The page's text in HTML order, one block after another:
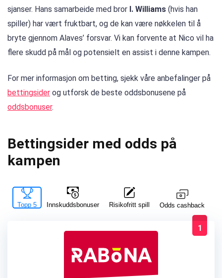
sjanser. Hans samarbeide med bror I. Williams (hvis han
spiller) har vært fruktbart, og de kan være nøkkelen til å
bryte gjennom Alaves’ forsvar. Vi kan forvente at Nico vil ha
flere skudd på mål og potensielt en assist i denne kampen.
For mer informasjon om betting, sjekk våre anbefalinger på
bettingsider og utforsk de beste oddsbonusene på
oddsbonuser.
Bettingsider med odds på
kampen
Topp 5 Innskuddsbonuser Risikofritt spill Odds cashback
1